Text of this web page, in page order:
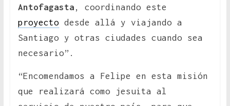
Antofagasta , coordinando este
proyectodesde allá y viajando a
Santiago y otras ciudades cuando sea
necesario”.
“Encomendamos a Felipe en esta misión
que realizará como jesuita al